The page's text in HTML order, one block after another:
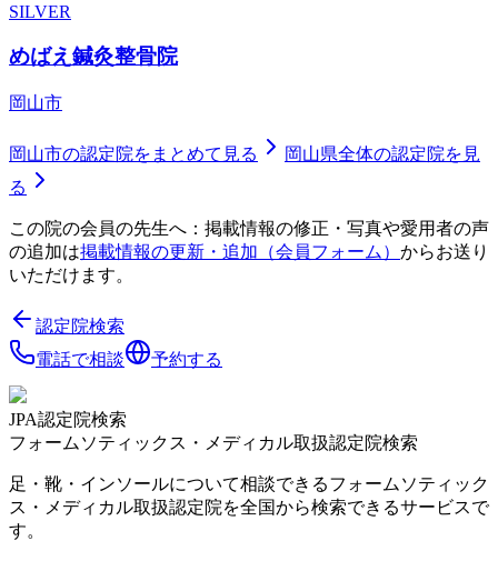
SILVER
めばえ鍼灸整骨院
岡山市
岡山市の認定院をまとめて見る 岡山県全体の認定院を見
る
この院の会員の先生へ：掲載情報の修正・写真や愛用者の声
の追加は掲載情報の更新・追加（会員フォーム） からお送り
いただけます。
認定院検索
電話で相談
予約する
JPA認定院検索
フォームソティックス・メディカル取扱認定院検索
足・靴・インソールについて相談できるフォームソティック
ス・メディカル取扱認定院を全国から検索できるサービスで
す。